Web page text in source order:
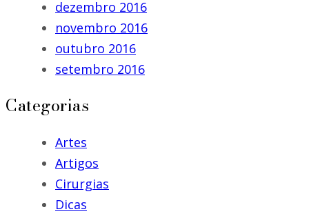
dezembro 2016
novembro 2016
outubro 2016
setembro 2016
Categorias
Artes
Artigos
Cirurgias
Dicas